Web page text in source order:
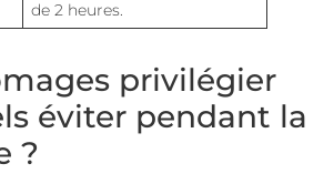
de 2 heures.
privilégier
éviter pendant la
?